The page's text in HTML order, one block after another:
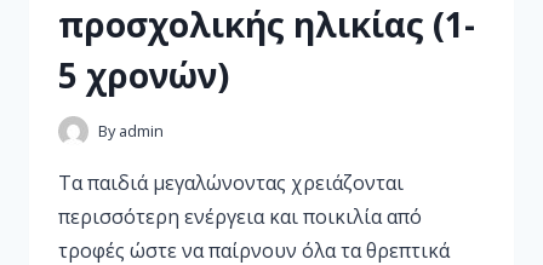
προσχολικής ηλικίας (1-
5 χρονών)
By admin
Τα παιδιά μεγαλώνοντας χρειάζονται
περισσότερη ενέργεια και ποικιλία από
τροφές ώστε να παίρνουν όλα τα θρεπτικά